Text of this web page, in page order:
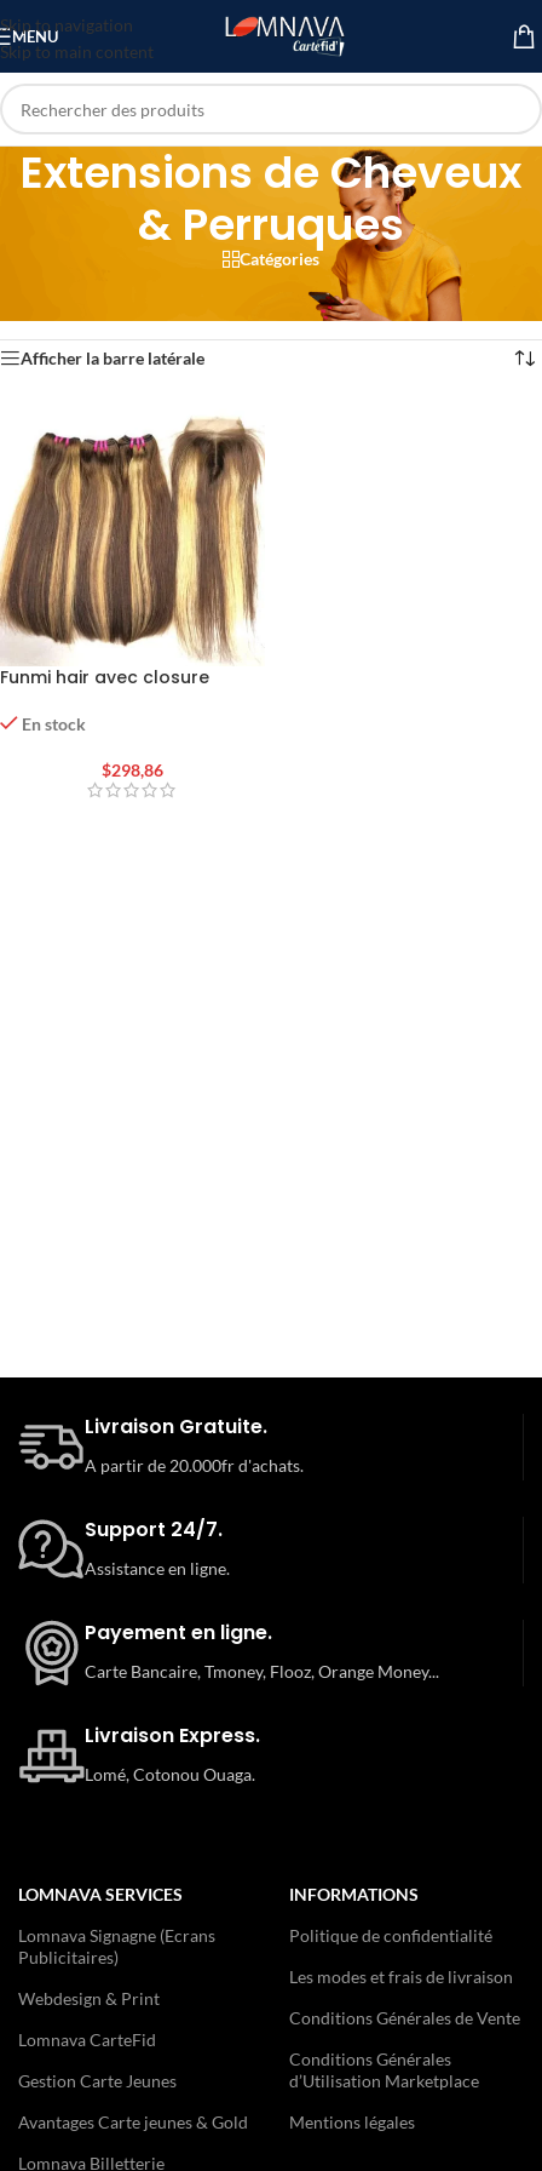
Skip to navigation
Skip to main content
MENU
Extensions de Cheveux
& Perruques
Catégories
Extensions de Cheveux & Perruques
Afficher la barre latérale
Funmi hair avec closure
En stock
$298,86
Livraison Gratuite.
A partir de 20.000fr d'achats.
Support 24/7.
Assistance en ligne.
Payement en ligne.
Carte Bancaire, Tmoney, Flooz, Orange Money...
Livraison Express.
Lomé, Cotonou Ouaga.
LOMNAVA SERVICES
Lomnava Signagne (Ecrans
Publicitaires)
Webdesign & Print
Lomnava CarteFid
Gestion Carte Jeunes
Avantages Carte jeunes & Gold
Lomnava Billetterie
INFORMATIONS
Politique de confidentialité
Les modes et frais de livraison
Conditions Générales de Vente
Conditions Générales
d’Utilisation Marketplace
Mentions légales